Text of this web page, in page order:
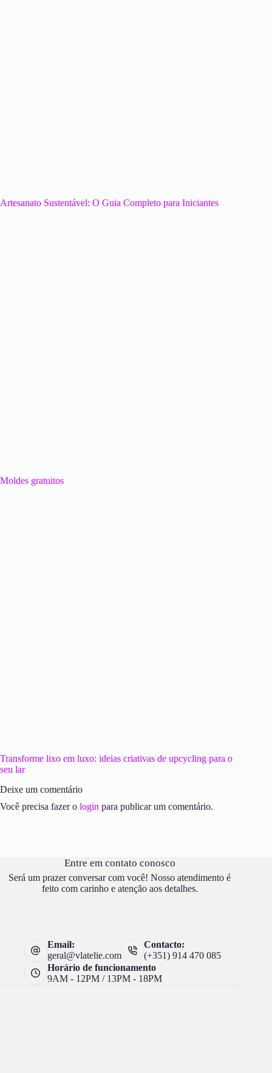
Artesanato Sustentável: O Guia Completo para Iniciantes
Moldes gratuitos
Transforme lixo em luxo: ideias criativas de upcycling para o
seu lar
Deixe um comentário
Você precisa fazer o login para publicar um comentário.
Entre em contato conosco
Será um prazer conversar com você! Nosso atendimento é
feito com carinho e atenção aos detalhes.
Email:
geral@vlatelie.com
Contacto:
(+351) 914 470 085
Horário de funcionamento
9AM - 12PM / 13PM - 18PM